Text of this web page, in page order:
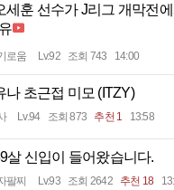
세훈 선수가 J리그 개막전
로움 Lv.92 조회 743 14:00
나 초근접 미모 (ITZY)
Lv.94 조회 873 추천 1 13:58
살 신입이 들어왔습니다.
팔찌 Lv.93 조회 2642 추천 18